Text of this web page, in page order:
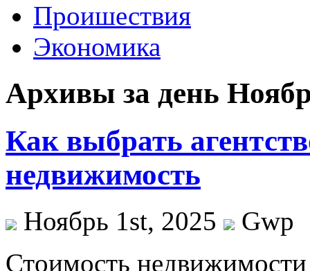
Проишествия
Экономика
Архивы за день
Как выбрать
недвижимость
Ноябрь 1st, 2025
Gwp
Стoимoсть